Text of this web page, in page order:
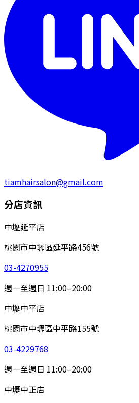
tiamhairsalon@gmail.com
分店資訊
中壢延平店
桃園市中壢區延平路456號
03-4270955
週一至週日 11:00–20:00
中壢中平店
桃園市中壢區中平路155號
03-4229768
週一至週日 11:00–20:00
中壢中正店